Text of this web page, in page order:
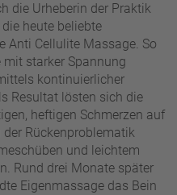
die Urheberin der Praktik
heute beliebte
Anti Cellulite Massage. So
mit starker Spannung
kontinuierlicher
Resultat lösten sich die
heftigen Schmerzen auf
Rückenproblematik
und leichtem
Rund drei Monate später
Eigenmassage das Bein